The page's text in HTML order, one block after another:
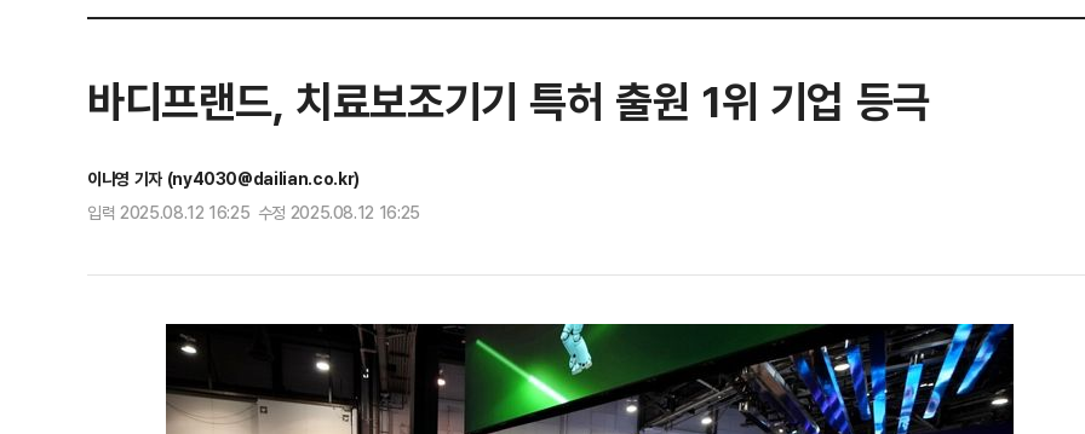
바디프랜드, 치료보조기기 특허 출원 1위 기업 등극
이나영 기자 (ny4030@dailian.co.kr)
입력 2025.08.12 16:25 수정 2025.08.12 16:25